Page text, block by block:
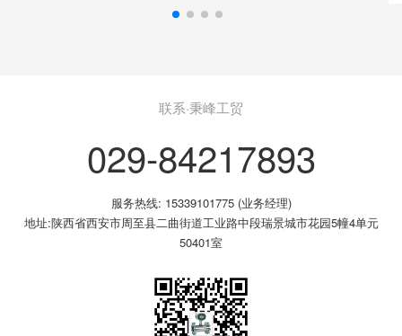
联系·秉峰工贸
029-84217893
服务热线: 15339101775 (业务经理)
地址:陕西省西安市周至县二曲街道工业路中段瑞景城市花园5幢4单元
50401室